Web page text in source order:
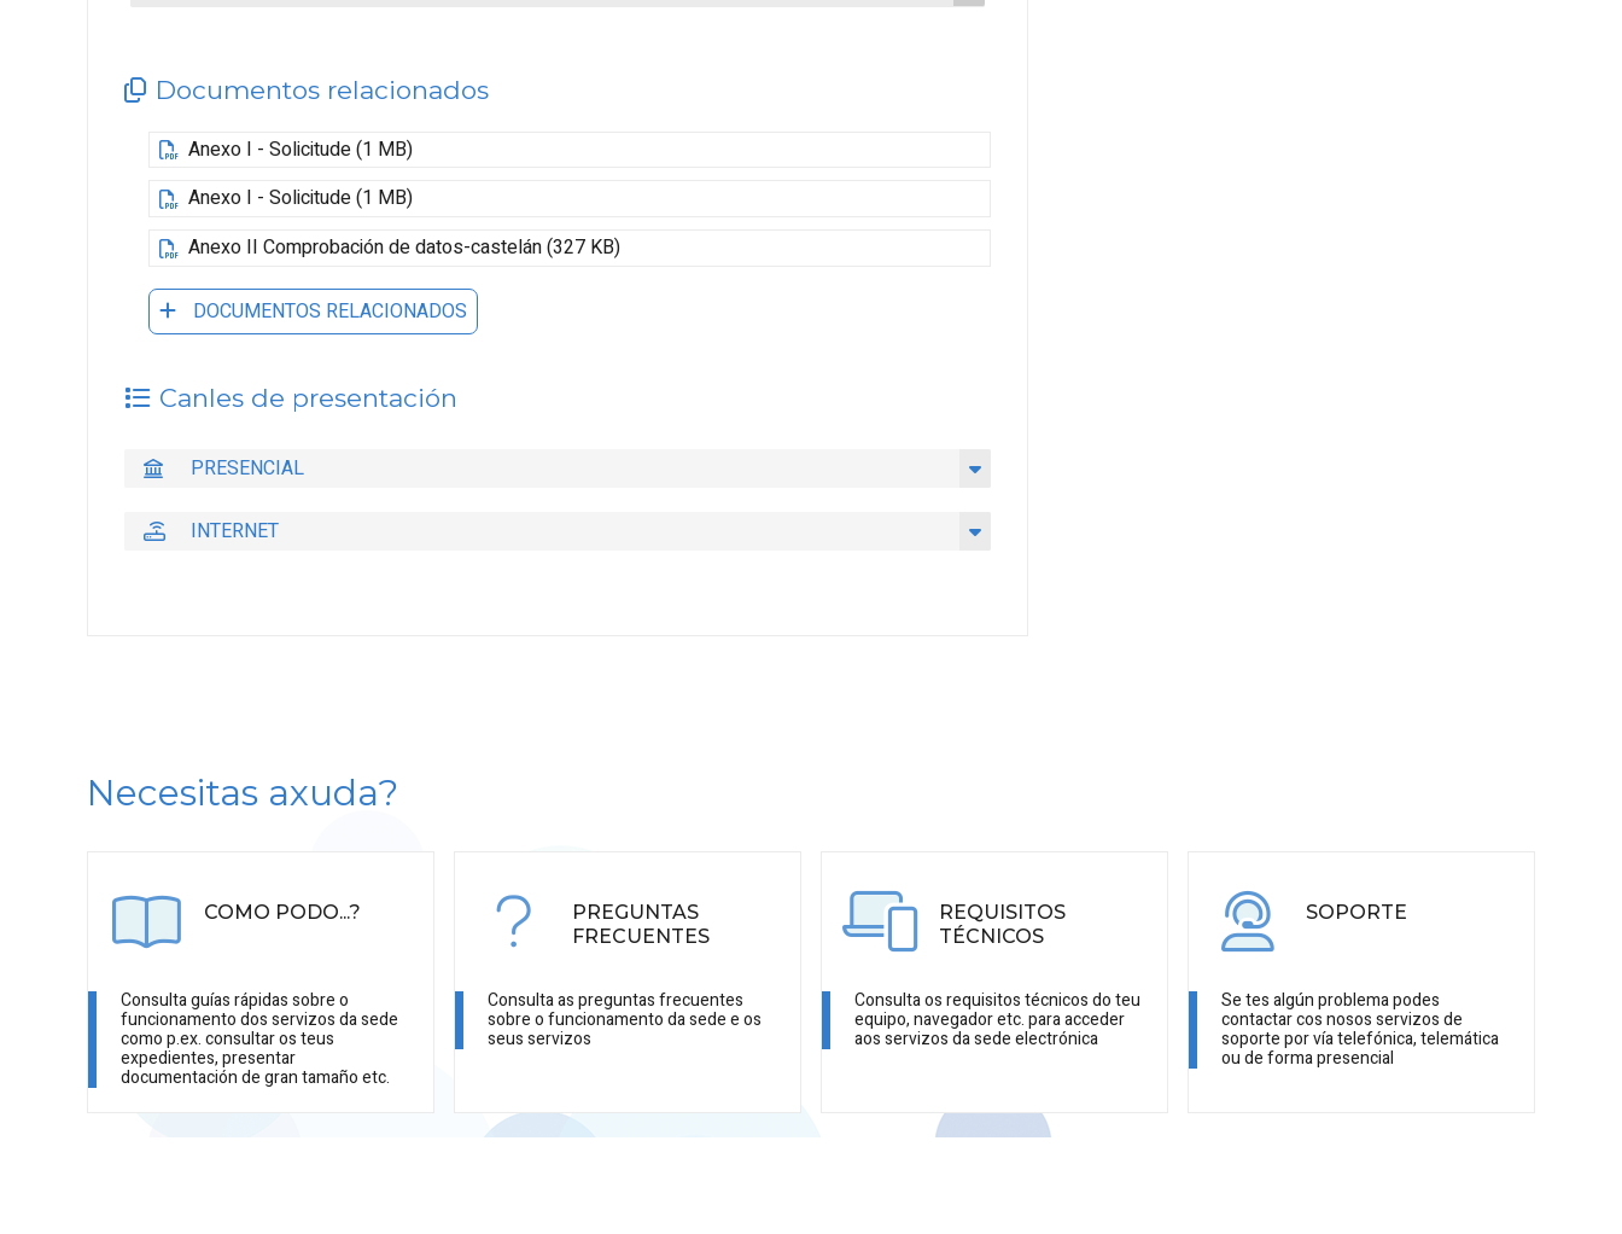
Documentos relacionados
Anexo I - Solicitude (1 MB)
Anexo I - Solicitude (1 MB)
Anexo II Comprobación de datos-castelán (327 KB)
DOCUMENTOS RELACIONADOS
Canles de presentación
PRESENCIAL
INTERNET
Necesitas axuda?
COMO PODO...?
Consulta guías rápidas sobre o
funcionamento dos servizos da sede
como p.ex. consultar os teus
expedientes, presentar
documentación de gran tamaño etc.
PREGUNTAS
FRECUENTES
Consulta as preguntas frecuentes
sobre o funcionamento da sede e os
seus servizos
REQUISITOS
TÉCNICOS
Consulta os requisitos técnicos do teu
equipo, navegador etc. para acceder
aos servizos da sede electrónica
SOPORTE
Se tes algún problema podes
contactar cos nosos servizos de
soporte por vía telefónica, telemática
ou de forma presencial